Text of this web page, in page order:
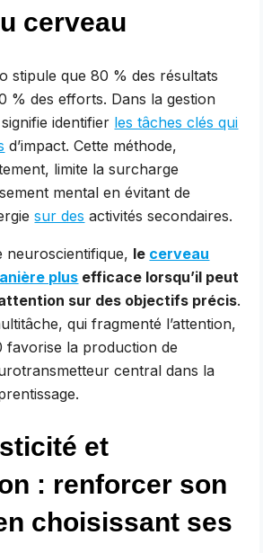
cerveau
stipule que 80 % des résultats
% des efforts. Dans la gestion
identifier les tâches clés qui
d’impact. Cette méthode,
limite la surcharge
mental en évitant de
sur des activités secondaires.
neuroscientifique, le cerveau
plus efficace lorsqu’il peut
sur des objectifs précis.
qui fragmenté l’attention,
favorise la production de
central dans la
et
: renforcer son
choisissant ses